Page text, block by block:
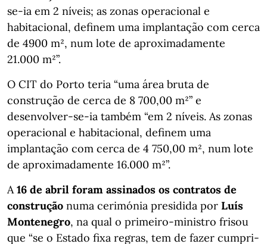
se-ia em 2 níveis; as zonas operacional e
habitacional, definem uma implantação com cerca
de 4900 m², num lote de aproximadamente
21.000 m²”.
O CIT do Porto teria “uma área bruta de
construção de cerca de 8 700,00 m²” e
desenvolver-se-ia também “em 2 níveis. As zonas
operacional e habitacional, definem uma
implantação com cerca de 4 750,00 m², num lote
de aproximadamente 16.000 m²”.
A 16 de abril foram assinados os contratos de
construção numa cerimónia presidida por Luís
Montenegro, na qual o primeiro-ministro frisou
que “se o Estado fixa regras, tem de fazer cumpri-